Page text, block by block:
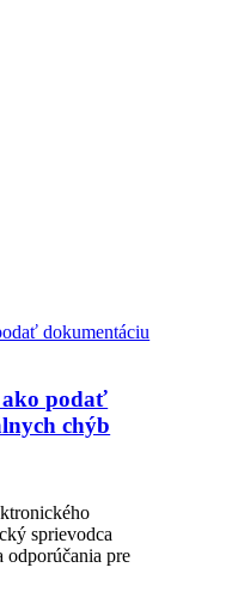
podať
chýb
sprievodca
odporúčania pre